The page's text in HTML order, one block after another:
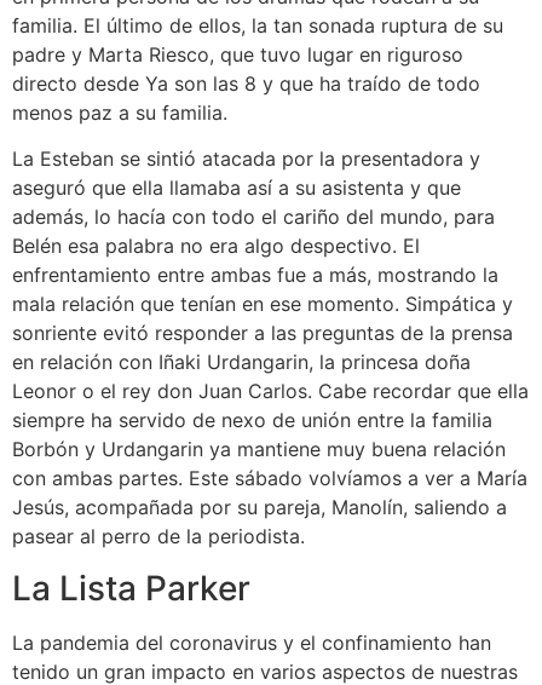
familia. El último de ellos, la tan sonada ruptura de su
padre y Marta Riesco, que tuvo lugar en riguroso
directo desde Ya son las 8 y que ha traído de todo
menos paz a su familia.
La Esteban se sintió atacada por la presentadora y
aseguró que ella llamaba así a su asistenta y que
además, lo hacía con todo el cariño del mundo, para
Belén esa palabra no era algo despectivo. El
enfrentamiento entre ambas fue a más, mostrando la
mala relación que tenían en ese momento. Simpática y
sonriente evitó responder a las preguntas de la prensa
en relación con Iñaki Urdangarin, la princesa doña
Leonor o el rey don Juan Carlos. Cabe recordar que ella
siempre ha servido de nexo de unión entre la familia
Borbón y Urdangarin ya mantiene muy buena relación
con ambas partes. Este sábado volvíamos a ver a María
Jesús, acompañada por su pareja, Manolín, saliendo a
pasear al perro de la periodista.
La Lista Parker
La pandemia del coronavirus y el confinamiento han
tenido un gran impacto en varios aspectos de nuestras